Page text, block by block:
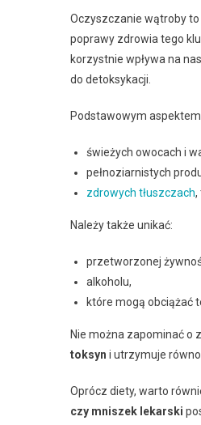
Oczyszczanie wątroby
poprawy zdrowia tego
korzystnie wpływa na
do detoksykacji.
Podstawowym
świeżych owocach i
pełnoziarnistych
zdrowych tłuszczach,
Należy także unikać:
przetworzonej
alkoholu,
które mogą obciążać
Nie można zapominać o
toksyn i utrzymuje
Oprócz diety, warto
czy mniszek lekarski